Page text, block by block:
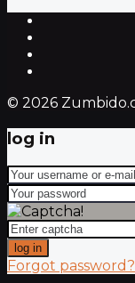
© 2026
log in
log in
Forgot password?